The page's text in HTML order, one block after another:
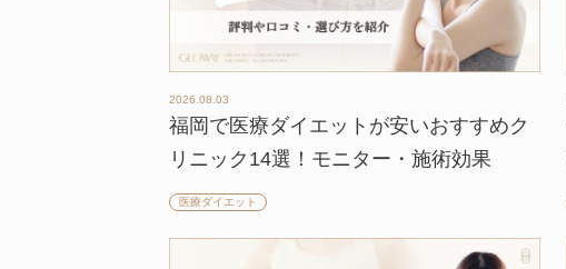
2026.08.03
福岡で医療ダイエットが安いおすすめク
リニック14選！モニター・施術効果
医療ダイエット